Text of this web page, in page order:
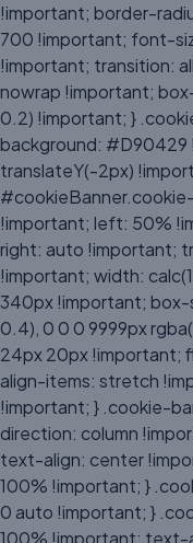
!important; border-
700 !important; font-
!important; transition:
nowrap !important;
0.2) !important; }
background: #D90429
translateY(-2px)
!important; left: 50%
right: auto !important;
!important; width:
340px !important; box-
0.4), 0 0 0 9999px
24px 20px !important;
align-items: stretch
!important; } .cookie-
direction: column
text-align: center
100% !important; }
0 auto !important; }